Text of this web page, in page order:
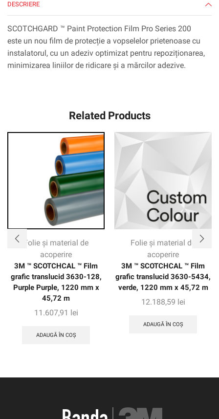
DESCRIERE
SCOTCHGARD ™ Paint Protection Film Pro Series 200
este un nou film de protecție a vopselelor prietenoase cu
instalatorul, cu un adeziv optimizat pentru repoziționarea,
minimizarea liniilor de ridicare și a mărcilor adezive.
Related Products
Folie și material de
acoperire
3M ™ SCOTCHCAL ™ Film
grafic translucid 3630-128,
Purple Purple, 1220 mm x
45,72 m
11.607,91 lei
ADAUGĂ ÎN COȘ
Folie și material de
acoperire
3M ™ SCOTCHCAL ™ Film
grafic translucid 3630-5434,
verde, 1220 mm x 45,72 m
12.188,59 lei
ADAUGĂ ÎN COȘ